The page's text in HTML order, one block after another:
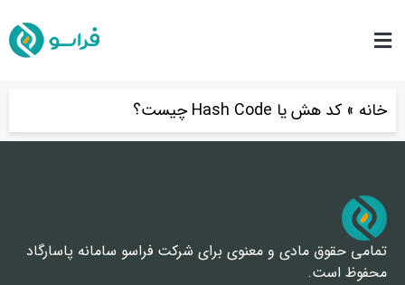
خانه » کد هش یا Hash Code چیست؟
تمامی حقوق مادی و معنوی برای شرکت فراسو سامانه پاسارگاد
محفوظ است.